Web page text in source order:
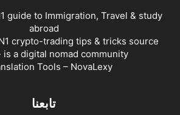
guide to Immigration, Travel & study
abroad
crypto-trading tips & tricks source
is a digital nomad community
Tools – NovaLexy
تابعنا